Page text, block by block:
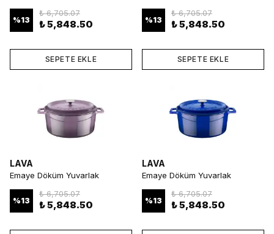
%13
₺ 6,705.07
₺ 5,848.50
SEPETE EKLE
%13
₺ 6,705.07
₺ 5,848.50
SEPETE EKLE
LAVA
Emaye Döküm Yuvarlak
%13
₺ 6,705.07
₺ 5,848.50
LAVA
Emaye Döküm Yuvarlak
%13
₺ 6,705.07
₺ 5,848.50